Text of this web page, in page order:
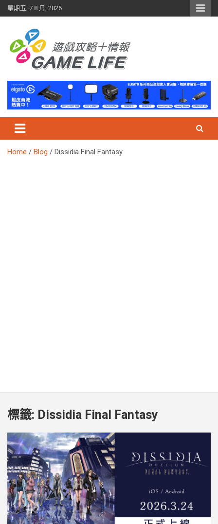
Skip
to
星期五, 7 8 月, 2026
Home Blog Dissidia Final Fantasy
標籤: Dissidia Final Fantasy